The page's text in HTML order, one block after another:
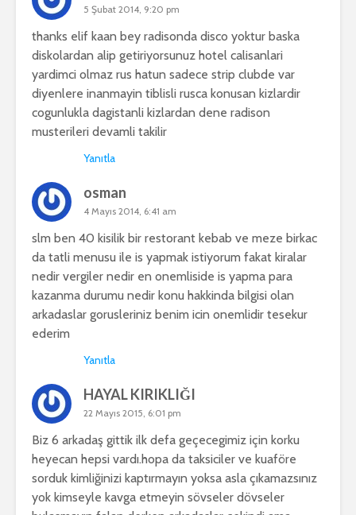
5 Şubat 2014, 9:20 pm
thanks elif kaan bey radisonda disco yoktur baska
diskolardan alip getiriyorsunuz hotel calisanlari
yardimci olmaz rus hatun sadece strip clubde var
diyenlere inanmayin tiblisli rusca konusan kizlardir
cogunlukla dagistanli kizlardan dene radison
musterileri devamli takilir
Yanıtla
osman
4 Mayıs 2014, 6:41 am
slm ben 40 kisilik bir restorant kebab ve meze birkac
da tatli menusu ile is yapmak istiyorum fakat kiralar
nedir vergiler nedir en onemliside is yapma para
kazanma durumu nedir konu hakkinda bilgisi olan
arkadaslar gorusleriniz benim icin onemlidir tesekur
ederim
Yanıtla
HAYAL KIRIKLIĞI
22 Mayıs 2015, 6:01 pm
Biz 6 arkadaş gittik ilk defa geçecegimiz için korku
heyecan hepsi vardı.hopa da taksiciler ve kuaföre
sorduk kimliğinizi kaptırmayın yoksa asla çıkamazsınız
yok kimseyle kavga etmeyin sövseler dövseler